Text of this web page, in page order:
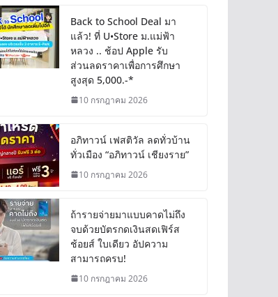
Back to School Deal มา
แล้ว! ที่ U•Store ม.แม่ฟ้า
หลวง .. ช้อป Apple รับ
ส่วนลดราคาเพื่อการศึกษา
สูงสุด 5,000.-*
10 กรกฎาคม 2026
อภิทาวน์ เฟสติวัล ลดทั่วบ้าน
ทั่วเมือง “อภิทาวน์ เชียงราย”
10 กรกฎาคม 2026
ถ้ารายจ่ายมาแบบคาดไม่ถึง
จบด้วยบัตรกดเงินสดเฟิร์ส
ช้อยส์ ใบเดียว อัปความ
สามารถครบ!
10 กรกฎาคม 2026